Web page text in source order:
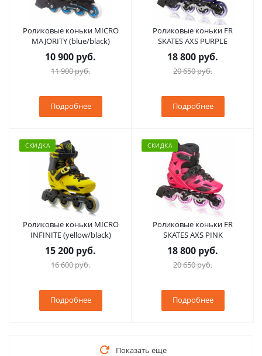
Роликовые коньки MICRO
MAJORITY (blue/black)
10 900 руб.
11 900 руб.
Подробнее
Роликовые коньки FR
SKATES AXS PURPLE
18 800 руб.
20 650 руб.
Подробнее
СКИДКА
Роликовые коньки MICRO
INFINITE (yellow/black)
15 200 руб.
16 600 руб.
Подробнее
СКИДКА
Роликовые коньки FR
SKATES AXS PINK
18 800 руб.
20 650 руб.
Подробнее
Показать еще